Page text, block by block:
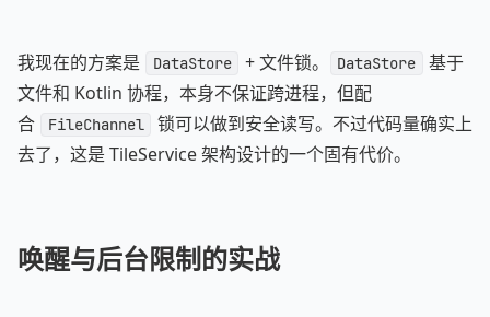
我现在的方案是 DataStore + 文件锁。 DataStore
基于
文件和 Kotlin 协程，本身不保证跨进程，但配
合
FileChannel
锁可以做到安全读写。不过代码量确实上
去了，这是 TileService 架构设计的一个固有代价。
唤醒与后台限制的实战